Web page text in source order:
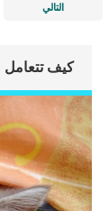
التالي